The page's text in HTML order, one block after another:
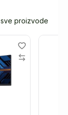
proizvode
200 Hz gaming